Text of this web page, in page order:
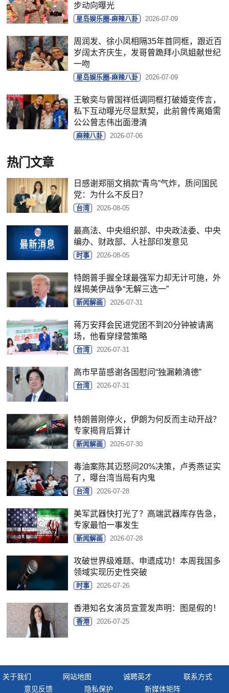
步动向曝光
星岛娱乐圈-麻辣八卦 2026-07-09
周润发、徐小凤相隔35年首同框，跟近百
岁阔太齐庆生，发哥曾跪拜小凤姐献世纪
一吻
星岛娱乐圈-麻辣八卦 2026-07-09
王敏奕与曾国祥低调同框打破婚变传言，
私下互动曝光尽显默契，此前曾传离婚需
公公曾志伟出面澄清
麻辣八卦 2026-07-06
热门文章
日感谢郑丽文捐款“青鸟”气炸，质问国民
党：为什么不反日？
台湾 2026-08-05
最高法、中央组织部、中央政法委、中央
编办、财政部、人社部印发意见
时事 2026-08-05
特朗普手握全球最强军力却无计可施，外
媒揭美伊战争“无解三选一”
新闻解画 2026-07-31
蒋万安拜会民进党团不到20分钟被请离
场，他看穿绿营策略
台湾 2026-07-31
高市早苗感谢各国慰问“独漏赖清德”
台湾 2026-07-31
特朗普刚停火，伊朗为何反而主动开战？
专家揭背后算计
新闻解画 2026-07-30
毒油案陈其迈怒问20%决策，卢秀燕证实
了，曝台湾当局有内鬼
台湾 2026-07-28
美军武器快打光了？高端武器库存告急，
专家最怕一事发生
新闻解画 2026-07-28
攻破世界级难题、申遗成功！本周我国多
领域实现历史性突破
时事 2026-07-26
香港知名女演员宣萱发声明：图是假的！
香港 2026-07-25
关于我们 网站地图 诚聘英才
联系方式
意见反馈
隐私保护 新媒体矩阵